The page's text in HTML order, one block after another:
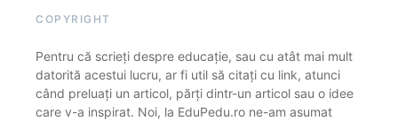
COPYRIGHT
Pentru că scrieți despre educație, sau cu atât mai mult
datorită acestui lucru, ar fi util să citați cu link, atunci
când preluați un articol, părți dintr-un articol sau o idee
care v-a inspirat. Noi, la EduPedu.ro ne-am asumat